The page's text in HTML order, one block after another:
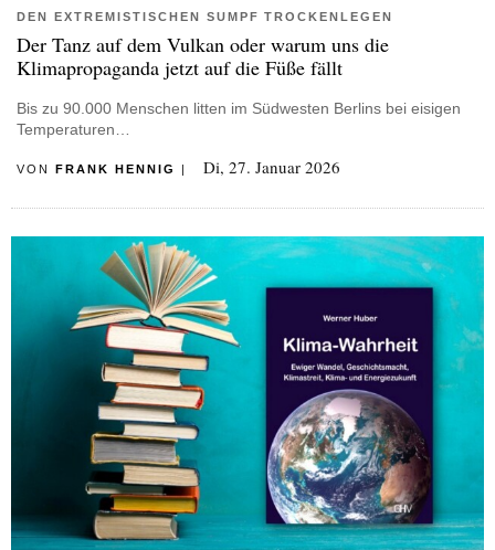
DEN EXTREMISTISCHEN SUMPF TROCKENLEGEN
Der Tanz auf dem Vulkan oder warum uns die
Klimapropaganda jetzt auf die Füße fällt
Bis zu 90.000 Menschen litten im Südwesten Berlins bei eisigen
Temperaturen…
VON FRANK HENNIG | Di, 27. Januar 2026